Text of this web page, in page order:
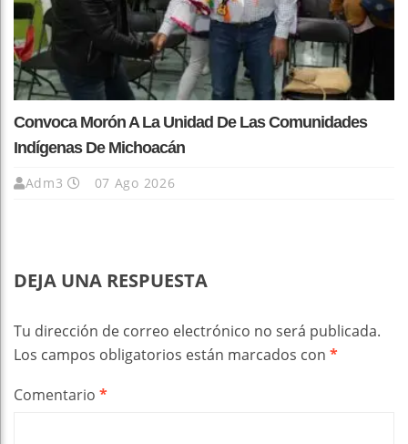
Convoca Morón A La Unidad De Las Comunidades
Indígenas De Michoacán
Adm3 07 Ago 2026
DEJA UNA RESPUESTA
Tu dirección de correo electrónico no será publicada.
Los campos obligatorios están marcados con *
Comentario *